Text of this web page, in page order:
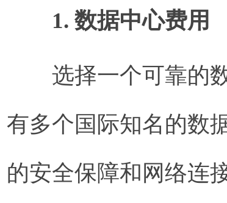
1. 数据中心费用
选择一个可靠的
有多个国际知名的数
的安全保障和网络连